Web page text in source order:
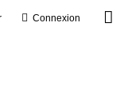
Connexion